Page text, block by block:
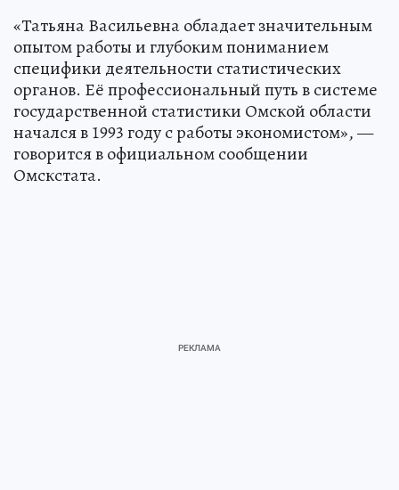
«Татьяна Васильевна обладает значительным
опытом работы и глубоким пониманием
специфики деятельности статистических
органов. Её профессиональный путь в системе
государственной статистики Омской области
начался в 1993 году с работы экономистом», —
говорится в официальном сообщении
Омскстата.